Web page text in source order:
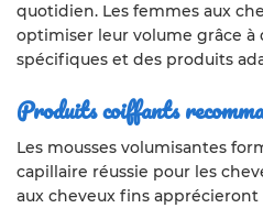
quotidien. Les femmes aux
optimiser leur volume grâce à
spécifiques et des produits
Produits coiffants
Les mousses volumisantes
capillaire réussie pour les
aux cheveux fins